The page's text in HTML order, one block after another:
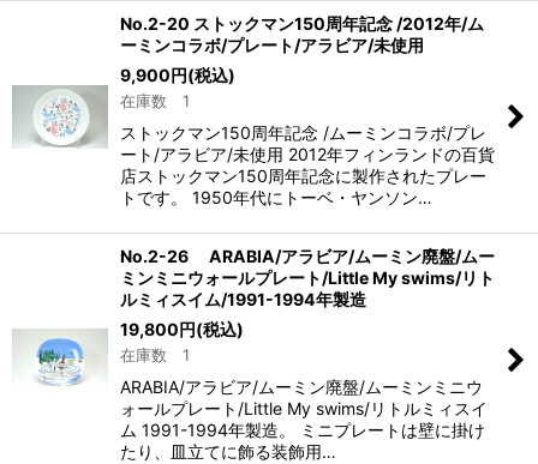
No.2-20 ストックマン150周年記念 /2012年/ム
ーミンコラボ/プレート/アラビア/未使用
9,900円(税込)
在庫数 1
ストックマン150周年記念 /ムーミンコラボ/プレ
ート/アラビア/未使用 2012年フィンランドの百貨
店ストックマン150周年記念に製作されたプレー
トです。 1950年代にトーベ・ヤンソン…
No.2-26 ARABIA/アラビア/ムーミン廃盤/ムー
ミンミニウォールプレート/Little My swims/リト
ルミィスイム/1991-1994年製造
19,800円(税込)
在庫数 1
ARABIA/アラビア/ムーミン廃盤/ムーミンミニウ
ォールプレート/Little My swims/リトルミィスイ
ム 1991-1994年製造。 ミニプレートは壁に掛け
たり、皿立てに飾る装飾用…